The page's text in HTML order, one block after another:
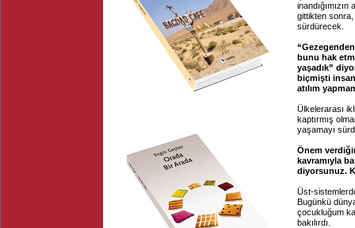
gittikten sonra,
sürdürecek.
bunu hak
yaşadık”
biçmişti
atılım
Ülkelerarası
kaptırmış
yaşamayı
Önem
kavramıyla
diyorsunuz.
Üst-
Bugünkü
çocukluğum
bakılırdı.